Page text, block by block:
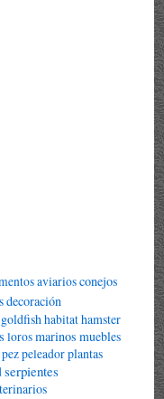
aviariosconejos
decoración
goldfish habitathamster
lorosmarinos muebles
pez peleadorplantas
serpientes